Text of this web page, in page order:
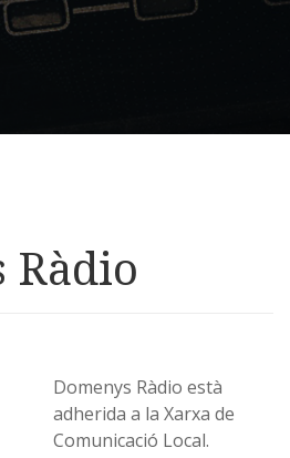
Ràdio
Domenys Ràdio està
adherida a la Xarxa de
Comunicació Local.